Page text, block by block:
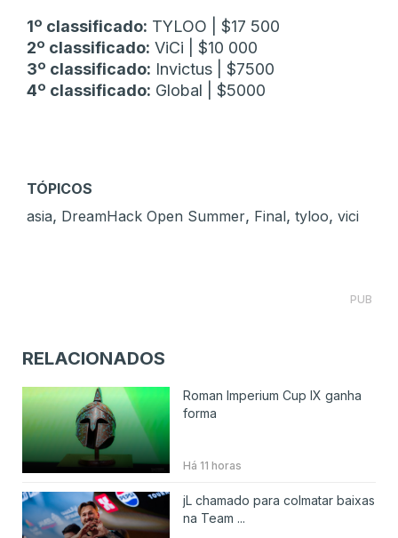
1º classificado: TYLOO | $17 500
2º classificado: ViCi | $10 000
3º classificado: Invictus | $7500
4º classificado: Global | $5000
TÓPICOS
asia, DreamHack Open Summer, Final, tyloo, vici
PUB
RELACIONADOS
Roman Imperium Cup IX ganha
forma
Há 11 horas
jL chamado para colmatar baixas
na Team ...